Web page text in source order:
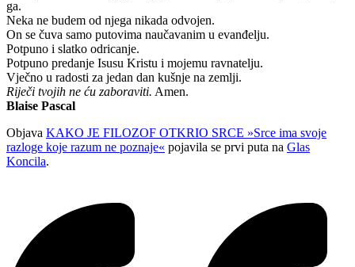
ga.
Neka ne budem od njega nikada odvojen.
On se čuva samo putovima naučavanim u evanđelju.
Potpuno i slatko odricanje.
Potpuno predanje Isusu Kristu i mojemu ravnatelju.
Vječno u radosti za jedan dan kušnje na zemlji.
Riječi tvojih ne ću zaboraviti. Amen.
Blaise Pascal
Objava KAKO JE FILOZOF OTKRIO SRCE »Srce ima svoje
razloge koje razum ne poznaje« pojavila se prvi puta na Glas
Koncila.